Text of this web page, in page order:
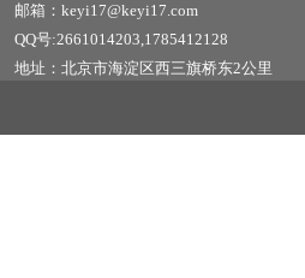
邮箱：keyi17@keyi17.com
QQ号:2661014203,1785412128
地址：北京市海淀区西三旗桥东2公里